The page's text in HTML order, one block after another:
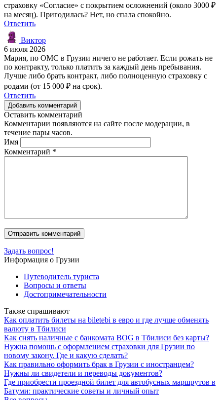
страховку «Согласие» с покрытием осложнений (около 3000 ₽
на месяц). Пригодилась? Нет, но спала спокойно.
Ответить
Виктор
6 июля 2026
Мария, по ОМС в Грузии ничего не работает. Если рожать не
по контракту, только платить за каждый день пребывания.
Лучше либо брать контракт, либо полноценную страховку с
родами (от 15 000 ₽ на срок).
Ответить
Добавить комментарий
Оставить комментарий
Комментарии появляются на сайте после модерации, в
течение пары часов.
Имя
Комментарий *
Задать вопрос!
Информация о Грузии
Путеводитель туриста
Вопросы и ответы
Достопримечательности
Также спрашивают
Как оплатить билеты на biletebi в евро и где лучше обменять
валюту в Тбилиси
Как снять наличные с банкомата BOG в Тбилиси без карты?
Нужна помощь с оформлением страховки для Грузии по
новому закону. Где и какую сделать?
Как правильно оформить брак в Грузии с иностранцем?
Нужны ли свидетели и переводы документов?
Где приобрести проездной билет для автобусных маршрутов в
Батуми: практические советы и личный опыт